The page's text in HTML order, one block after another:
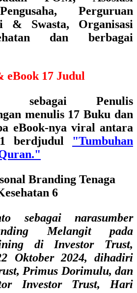
Perguruan
& Swasta, Organisasi
dan berbagai
eBook 17 Judul
sebagai Penulis
menulis 17 Buku dan
eBook-nya viral antara
berdjudul "Tumbuhan
sebagai narasumber
Melangit pada
di Investor Trust,
Oktober 2024, dihadiri
Primus Dorimulu, dan
Investor Trust, Hari